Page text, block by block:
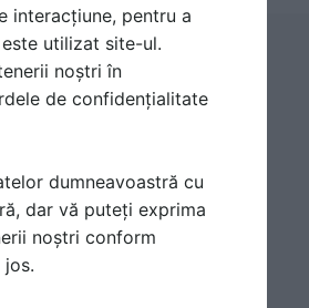
interacțiune, pentru a
utilizat site-ul.
noștri în
de confidențialitate
dumneavoastră cu
dar vă puteți exprima
noștri conform
jos.